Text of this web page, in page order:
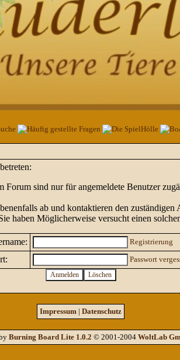
sind nur für angemeldete Benutzer
ab und kontaktieren den zuständigen
haben Möglicherweise versucht einen
Registrierung
Passwort
Impressum | Datenschutz
Burning Board Lite 1.0.2 © 2001-2004 WoltLab